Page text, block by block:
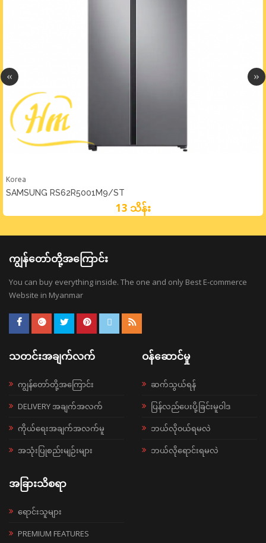
Korea
SAMSUNG RS62R5001M9/ST
13 သိန်း
ကျွန်တော်တို့အကြောင်း
You can buy everything inside. The one and only Best E-commerce
Website in Myanmar
သတင်းအချက်လက်
ကျွန်တော်တို့အကြောင်း
DELIVERY အချက်အလက်
ကိုယ်ရေးအချက်အလက်မူ
အသုံးပြုစည်းမျဉ်းများ
ဝန်ဆောင်မှု
ဆက်သွယ်ရန်
ပြန်လည်ပေးပို့ခြင်းမူဝါဒ
ဘယ်လို၀ယ်ရမလဲ
ဘယ်လိုရောင်းရမလဲ
အခြားသိစရာ
ရောင်းသူများ
PREMIUM FEATURES